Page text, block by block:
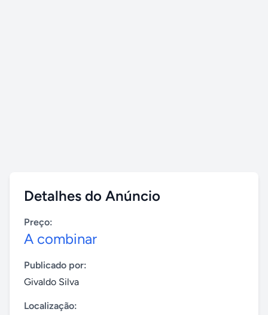
Detalhes do Anúncio
Preço:
A combinar
Publicado por:
Givaldo Silva
Localização: